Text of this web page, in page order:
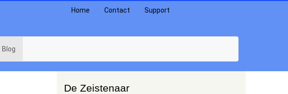
Home Contact Support
Blog
De Zeistenaar